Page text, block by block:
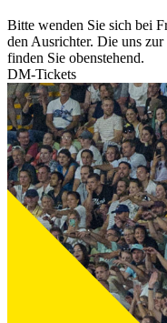
Bitte wenden Sie sich bei
den Ausrichter. Die uns
finden Sie obenstehend.
DM-Tickets